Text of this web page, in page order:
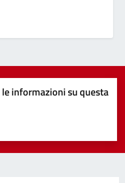
informazioni su questa
su 5
su 5
5